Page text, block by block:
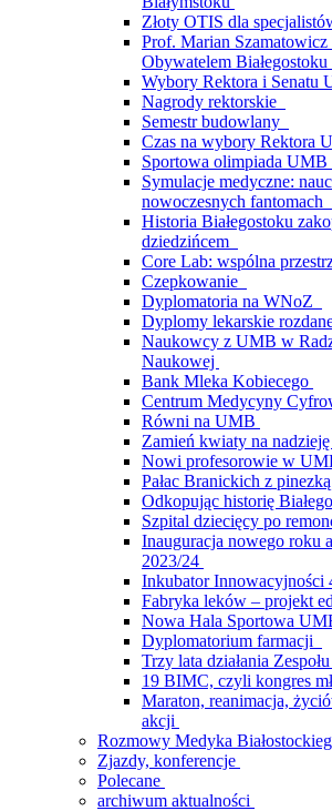
Złoty OTIS dla
Prof. Marian
Obywatelem Białegostoku
Wybory Rektora i Senatu
Nagrody rektorskie
Semestr budowlany
Czas na wybory Rektora
Sportowa olimpiada UMB
Symulacje medyczne:
nowoczesnych fantomach
Historia Białegostoku
dziedzińcem
Core Lab: wspólna
Czepkowanie
Dyplomatoria na WNoZ
Dyplomy lekarskie
Naukowcy z UMB w
Naukowej
Bank Mleka Kobiecego
Centrum Medycyny
Równi na UMB
Zamień kwiaty na nadzieję
Nowi profesorowie w
Pałac Branickich z
Odkopując historię
Szpital dziecięcy po
Inauguracja nowego roku
2023/24
Inkubator Innowacyjności
Fabryka leków – projekt
Nowa Hala Sportowa
Dyplomatorium farmacji
Trzy lata działania
19 BIMC, czyli kongres
Maraton, reanimacja,
akcji
Rozmowy Medyka
Zjazdy, konferencje
Polecane
archiwum aktualności